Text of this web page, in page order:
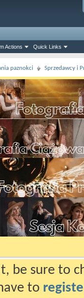
Actions Quick Links
paznokci Sprzedawcy i
be sure to
to